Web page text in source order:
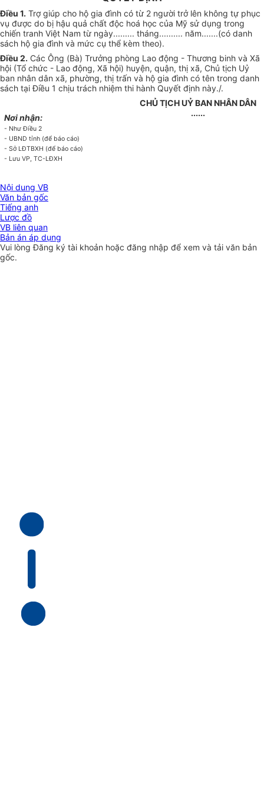
Điều 1. Trợ giúp cho hộ gia đình có từ 2 người trở lên không tự phục
vụ được do bị hậu quả chất độc hoá học của Mỹ sử dụng trong
chiến tranh Việt Nam từ ngày......... tháng.......... năm.......(có danh
sách hộ gia đình và mức cụ thể kèm theo).
Điều 2. Các Ông (Bà) Trưởng phòng Lao động - Thương binh và Xã
hội (Tổ chức - Lao động, Xã hội) huyện, quận, thị xã, Chủ tịch Uỷ
ban nhân dân xã, phường, thị trấn và hộ gia đình có tên trong danh
sách tại Điều 1 chịu trách nhiệm thi hành Quyết định này./.
Nơi nhận:
- Như Điều 2
- UBND tỉnh (để báo cáo)
- Sở LĐTBXH (để báo cáo)
- Lưu VP, TC-LĐXH
CHỦ TỊCH UỶ BAN NHÂN DÂN
......
Nội dung VB
Văn bản gốc
Tiếng anh
Lược đồ
VB liên quan
Bản án áp dụng
Vui lòngĐăng ký tài khoản hoặc đăng nhập để xem và tải văn bản
gốc.